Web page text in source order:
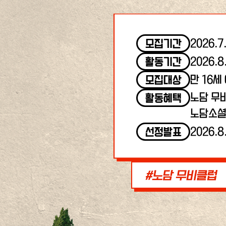
모집기간
활동기간
모집대상
만 16세
활동혜택
노담 무
노담소
선정발표